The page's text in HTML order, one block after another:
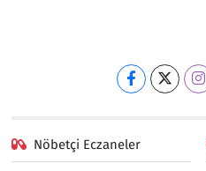
Nöbetçi Eczaneler